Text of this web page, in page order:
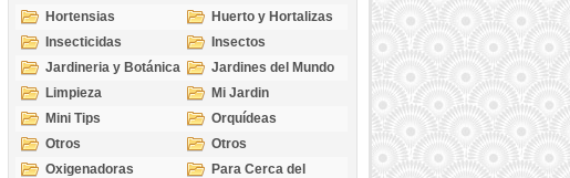
Hortensias
Huerto y Hortalizas
Insecticidas
Insectos
Jardineria y Botánica
Jardines del Mundo
Limpieza
Mi Jardin
Mini Tips
Orquídeas
Otros
Otros
Oxigenadoras
Para Cerca del